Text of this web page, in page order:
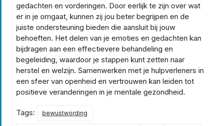
gedachten en vorderingen. Door eerlijk te zijn over wat
er in je omgaat, kunnen zij jou beter begrijpen en de
juiste ondersteuning bieden die aansluit bij jouw
behoeften. Het delen van je emoties en gedachten kan
bijdragen aan een effectievere behandeling en
begeleiding, waardoor je stappen kunt zetten naar
herstel en welzijn. Samenwerken met je hulpverleners in
een sfeer van openheid en vertrouwen kan leiden tot
positieve veranderingen in je mentale gezondheid.
Tags: bewustwording